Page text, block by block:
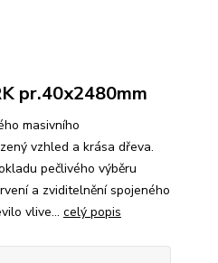
pr.40x2480mm
masivního
vzhled a krása dřeva.
pečlivého výběru
a zviditelnění spojeného
vlive... celý popis